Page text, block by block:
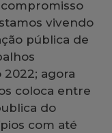
vivendo
pública de
agora
coloca entre
do
com até